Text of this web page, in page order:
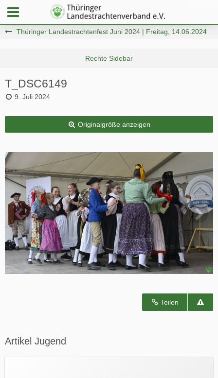
Thüringer Landestrachtenfest Juni 2024 | Freitag, 14.06.2024
T_DSC6149
9. Juli 2024
Originalgröße anzeigen
Teilen
Artikel Jugend